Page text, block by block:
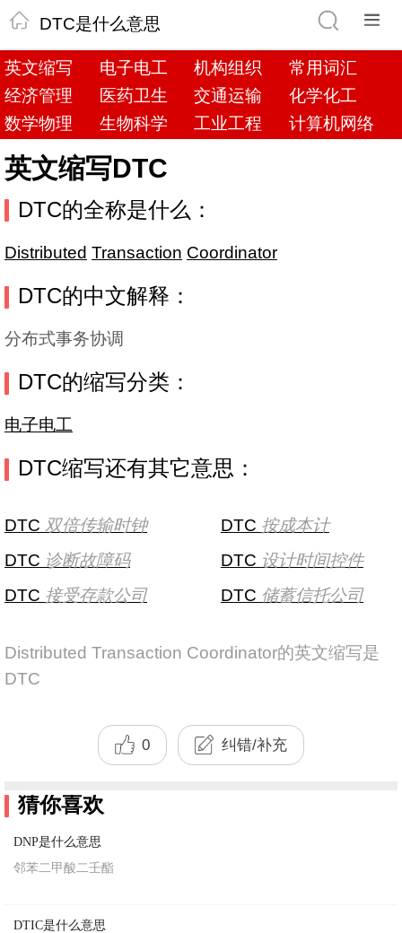
DTC是什么意思
英文缩写 电子电工 机构组织
常用词汇
经济管理
医药卫生 交通运输
化学化工
数学物理
生物科学 工业工程 计算机网络
英文缩写DTC
DTC的全称是什么：
Distributed Transaction Coordinator
DTC的中文解释：
分布式事务协调
DTC的缩写分类：
电子电工
DTC缩写还有其它意思：
DTC 双倍传输时钟 DTC 按成本计
DTC 诊断故障码 DTC 设计时间控件
DTC 接受存款公司 DTC 储蓄信托公司
Distributed Transaction Coordinator的英文缩写是
DTC
0 纠错/补充
猜你喜欢
DNP是什么意思
邻苯二甲酸二壬酯
DTIC是什么意思